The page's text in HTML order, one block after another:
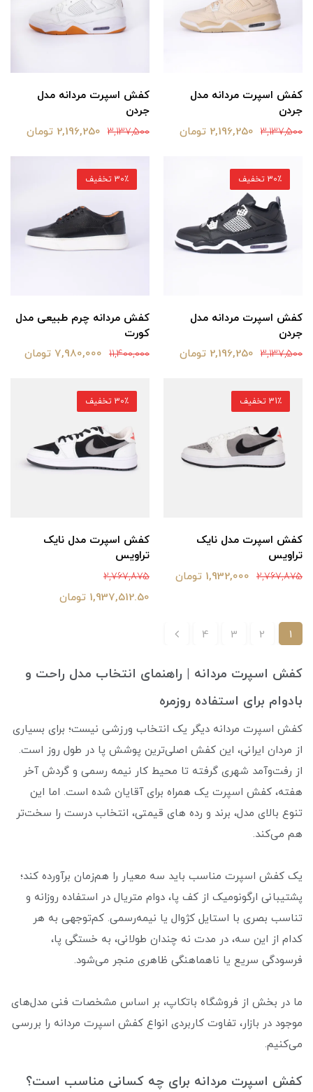
کفش اسپرت مردانه مدل
جردن
3,137,500 2,196,250 تومان
کفش اسپرت مردانه مدل
جردن
3,137,500 2,196,250 تومان
کفش اسپرت مردانه مدل
جردن
3,137,500 2,196,250 تومان
30٪ تخفیف
کفش مردانه چرم طبیعی مدل
کورت
11,400,000 7,980,000 تومان
30٪ تخفیف
کفش اسپرت مدل نایک
تراویس
2,767,875 1,932,000 تومان
31٪ تخفیف
کفش اسپرت مدل نایک
تراویس
2,767,875
1,937,512.50 تومان
30٪ تخفیف
1
2
3
4
کفش اسپرت مردانه | راهنمای انتخاب مدل راحت و
بادوام برای استفاده روزمره
کفش اسپرت مردانه دیگر یک انتخاب ورزشی نیست؛ برای بسیاری
از مردان ایرانی، این کفش اصلی‌ترین پوشش پا در طول روز است.
از رفت‌وآمد شهری گرفته تا محیط کار نیمه‌ رسمی و گردش آخر
هفته، کفش اسپرت یک همراه برای آقایان شده است. اما این
تنوع بالای مدل، برند و رده های قیمتی، انتخاب درست را سخت‌تر
هم می‌کند.
یک کفش اسپرت مناسب باید سه معیار را هم‌زمان برآورده کند؛
پشتیبانی ارگونومیک از کف پا، دوام متریال در استفاده روزانه و
تناسب بصری با استایل کژوال یا نیمه‌رسمی. کم‌توجهی به هر
کدام از این سه، در مدت نه چندان طولانی، به خستگی پا،
فرسودگی سریع یا ناهماهنگی ظاهری منجر می‌شود.
ما در بخش از فروشگاه باتکاپ، بر اساس مشخصات فنی مدل‌های
موجود در بازار، تفاوت کاربردی انواع کفش اسپرت مردانه را بررسی
می‌کنیم.
کفش اسپرت مردانه برای چه کسانی مناسب است؟